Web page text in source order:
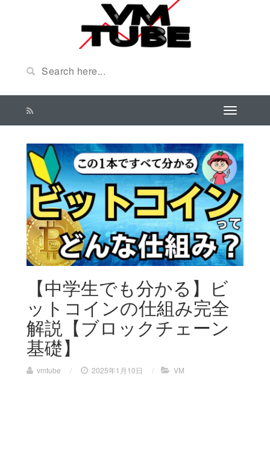
【中学生でも分かる】ビ
ットコインの仕組み完全
解説【ブロックチェーン
基礎】
vmtube / 2025年1月10日 / VM